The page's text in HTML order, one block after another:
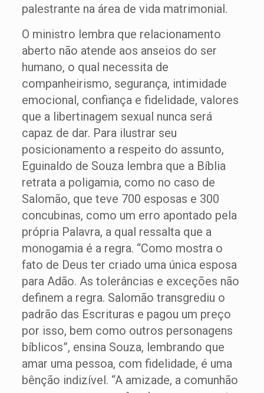
palestrante na área de vida matrimonial.
O ministro lembra que relacionamento
aberto não atende aos anseios do ser
humano, o qual necessita de
companheirismo, segurança, intimidade
emocional, confiança e fidelidade, valores
que a libertinagem sexual nunca será
capaz de dar. Para ilustrar seu
posicionamento a respeito do assunto,
Eguinaldo de Souza lembra que a Bíblia
retrata a poligamia, como no caso de
Salomão, que teve 700 esposas e 300
concubinas, como um erro apontado pela
própria Palavra, a qual ressalta que a
monogamia é a regra. “Como mostra o
fato de Deus ter criado uma única esposa
para Adão. As tolerâncias e exceções não
definem a regra. Salomão transgrediu o
padrão das Escrituras e pagou um preço
por isso, bem como outros personagens
bíblicos”, ensina Souza, lembrando que
amar uma pessoa, com fidelidade, é uma
bênção indizível. “A amizade, a comunhão